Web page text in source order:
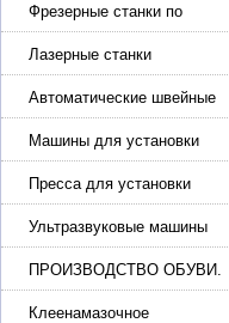
Фрезерные станки по
металлу
Лазерные станки
Автоматические швейные
машины с программным
управлением
Машины для установки
жемчуга, бусин, заклепок и
фурнитура
Пресса для установки
фурнитуры: блочка,
люверсы, петля
Ультразвуковые машины
для сварки
ПРОИЗВОДСТВО ОБУВИ.
Машины для изготовления
обуви
Клеенамазочное